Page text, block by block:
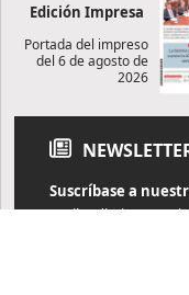
Edición Impresa
Portada del impreso
del 6 de agosto de
2026
Suscríbase a
Reciba diariamente